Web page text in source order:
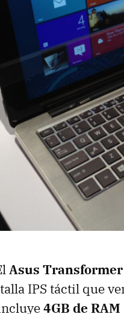
Asus
IPS táctil que
4GB de RAM